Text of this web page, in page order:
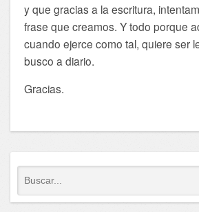
y que gracias a la escritura,
frase que creamos. Y todo porque
cuando ejerce como tal, quiere ser
busco a diario.
Gracias.